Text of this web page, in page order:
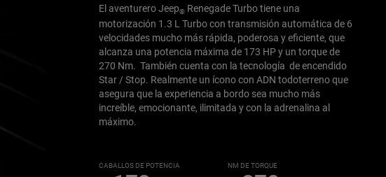
El aventurero Jeep®Renegade Turbo tiene una
motorización 1.3 L Turbo con transmisión automática de 6
velocidades mucho más rápida, poderosa y eficiente, que
alcanza una potencia máxima de 173 HP y un torque de
270 Nm. También cuenta con la tecnología de encendido
Star / Stop. Realmente un ícono con ADN todoterreno que
asegura que la experiencia a bordo sea mucho más
increíble, emocionante, ilimitada y con la adrenalina al
máximo.
CABALLOS DE POTENCIA NM DE TORQUE